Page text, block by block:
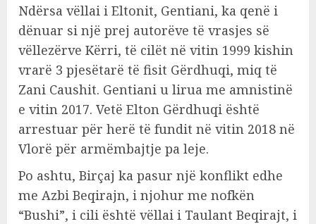
Ndërsa vëllai i Eltonit, Gentiani, ka qenë i
dënuar si një prej autorëve të vrasjes së
vëllezërve Kërri, të cilët në vitin 1999 kishin
vrarë 3 pjesëtarë të fisit Gërdhuqi, miq të
Zani Caushit. Gentiani u lirua me amnistinë
e vitin 2017. Vetë Elton Gërdhuqi është
arrestuar për herë të fundit në vitin 2018 në
Vlorë për armëmbajtje pa leje.
Po ashtu, Birçaj ka pasur një konflikt edhe
me Azbi Beqirajn, i njohur me nofkën
“Bushi”, i cili është vëllai i Taulant Beqirajt, i